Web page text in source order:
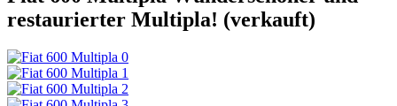
restaurierter Multipla! (verkauft)